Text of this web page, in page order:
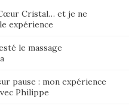
Cristal… et je ne
expérience
le massage
pause : mon expérience
Philippe